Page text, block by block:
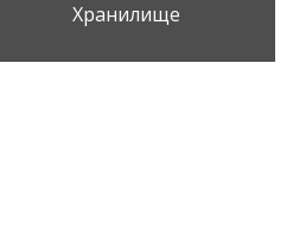
Хранилище